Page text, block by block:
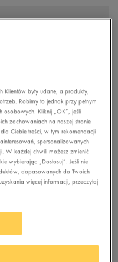
Klientów były udane, a produkty,
Robimy to jednak przy pełnym
osobowych. Kliknij „OK”, jeśli
zachowaniach na naszej stronie
Ciebie treści, w tym rekomendacji
spersonalizowanych
W każdej chwili możesz zmienić
wybierając „Dostosuj”. Jeśli nie
dopasowanych do Twoich
więcej informacji, przeczytaj